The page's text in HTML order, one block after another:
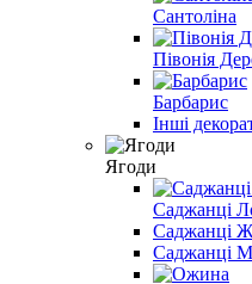
Сантоліна
Півонія
Барбарис
Інші
Ягоди
Саджанці
Саджанці
Саджанці